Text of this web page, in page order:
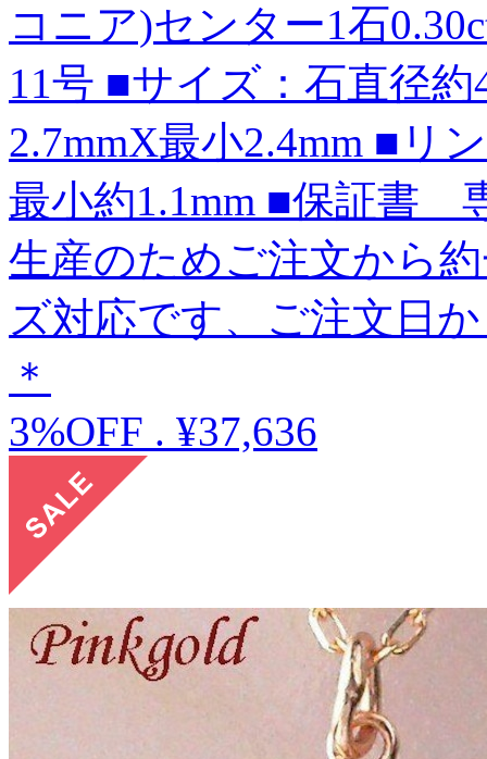
コニア)センター1石
11号 ■サイズ：石直径
2.7mmX最小2.4mm ■リ
最小約1.1mm ■保証書
生産のためご注文から
ズ対応です、ご注文日
＊
3%OFF . ¥37,636